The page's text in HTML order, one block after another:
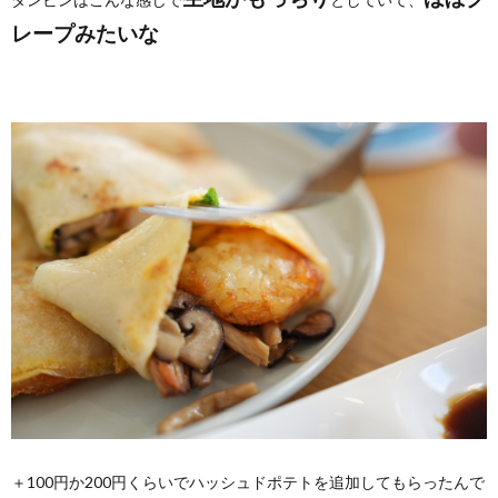
レープみたいな
＋100円か200円くらいでハッシュドポテトを追加してもらったんで